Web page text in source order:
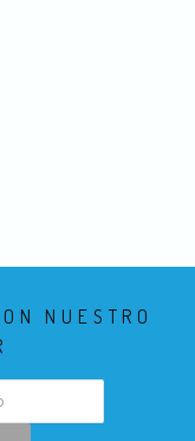
NUESTRO